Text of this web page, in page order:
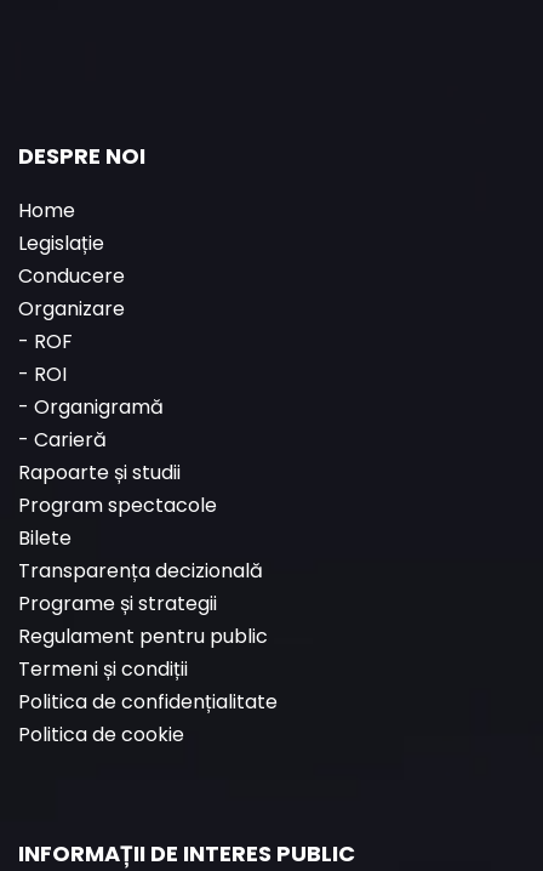
DESPRE NOI
Home
Legislație
Conducere
Organizare
- ROF
- ROI
- Organigramă
- Carieră
Rapoarte și studii
Program spectacole
Bilete
Transparența decizională
Programe și strategii
Regulament pentru public
Termeni și condiții
Politica de confidențialitate
Politica de cookie
INFORMAȚII DE INTERES PUBLIC